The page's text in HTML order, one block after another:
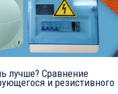
лучше? Сравнение
и резистивного